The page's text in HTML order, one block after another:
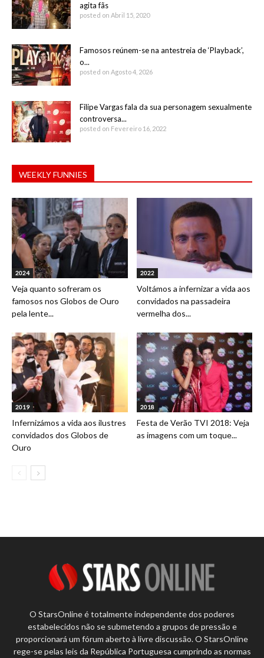
agita fãs
posted on Abril 15, 2020
Famosos reúnem-se na antestreia de ‘Playback’,
o...
posted on Agosto 4, 2026
Filipe Vargas fala da sua personagem sexualmente
controversa...
posted on Fevereiro 16, 2022
WEEKLY FUNNIES
2024
Veja quanto sofreram os
famosos nos Globos de Ouro
pela lente...
2022
Voltámos a infernizar a vida aos
convidados na passadeira
vermelha dos...
2019
Infernizámos a vida aos ilustres
convidados dos Globos de
Ouro
2018
Festa de Verão TVI 2018: Veja
as imagens com um toque...
O StarsOnline é totalmente independente dos poderes
estabelecidos não se submetendo a grupos de pressão e
proporcionará um fórum aberto à livre discussão. O StarsOnline
rege-se pelas leis da República Portuguesa cumprindo as normas